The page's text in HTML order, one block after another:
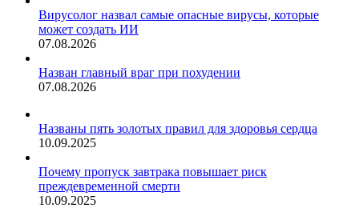
Вирусолог назвал самые опасные вирусы, которые
может создать ИИ
07.08.2026
Назван главный враг при похудении
07.08.2026
Названы пять золотых правил для здоровья сердца
10.09.2025
Почему пропуск завтрака повышает риск
преждевременной смерти
10.09.2025